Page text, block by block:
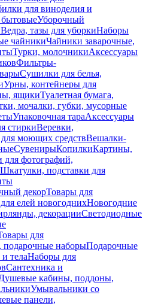
для виноделия и
Уборочный
Ведра, тазы для уборкиНаборы
чайникиЧайники заварочные,
Турки, молочникиАксессуары
Фильтры-
Сушилки для белья,
Урны, контейнеры для
ящикиТуалетная бумага,
мочалки, губки, мусорные
Упаковочная тараАксессуары
стиркиВеревки,
моющих средствВешалки-
СувенирыКопилкиКартины,
для фотографий,
Шкатулки, подставки для
декорТовары для
елей новогоднихНовогодние
декорацииСветодиодные
для
подарочные наборыПодарочные
телаНаборы для
Сантехника и
кабины, поддоны,
Умывальники со
панели,